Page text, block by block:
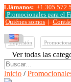
Llámanos: +1 305 572
Promocionales para el
Quiénes somos
Impresión
Ver todas las
Buscar:
Inicio /